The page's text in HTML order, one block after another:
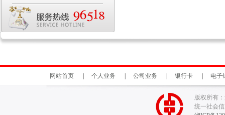
网站首页 个人业务 公司业务 银行卡 电子
版权所有
统一社会信